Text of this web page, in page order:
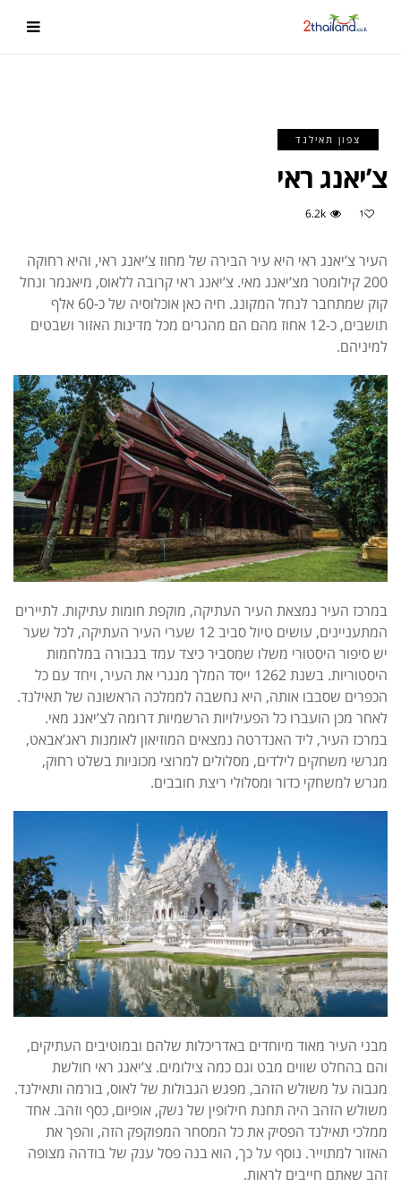
צפון תאילנד
צ’יאנג ראי
1
6.2k
העיר צ’יאנג ראי היא עיר הבירה של מחוז צ’יאנג ראי, והיא רחוקה
200 קילומטר מצ’יאנג מאי. צ’יאנג ראי קרובה ללאוס, מיאנמר ונחל
קוק שמתחבר לנחל המקונג. חיה כאן אוכלוסיה של כ-60 אלף
תושבים, כ-12 אחוז מהם הם מהגרים מכל מדינות האזור ושבטים
למיניהם.
במרכז העיר נמצאת העיר העתיקה, מוקפת חומות עתיקות. לתיירים
המתעניינים, עושים טיול סביב 12 שערי העיר העתיקה, לכל שער
יש סיפור היסטורי משלו שמסביר כיצד עמד בגבורה במלחמות
היסטוריות. בשנת 1262 ייסד המלך מנגרי את העיר, ויחד עם כל
הכפרים שסבבו אותה, היא נחשבה לממלכה הראשונה של תאילנד.
לאחר מכן הועברו כל הפעילויות הרשמיות דרומה לצ’יאנג מאי.
במרכז העיר, ליד האנדרטה נמצאים המוזיאון לאומנות ראג’אבאט,
מגרשי משחקים לילדים, מסלולים למרוצי מכוניות בשלט רחוק,
מגרש למשחקי כדור ומסלולי ריצת חובבים.
מבני העיר מאוד מיוחדים באדריכלות שלהם ובמוטיבים העתיקים,
והם בהחלט שווים מבט וגם כמה צילומים. צ’יאנג ראי חולשת
מגבוה על משולש הזהב, מפגש הגבולות של לאוס, בורמה ותאילנד.
משולש הזהב היה תחנת חילופין של נשק, אופיום, כסף וזהב. אחד
ממלכי תאילנד הפסיק את כל המסחר המפוקפק הזה, והפך את
האזור למתוייר. נוסף על כך, הוא בנה פסל ענק של בודהה מצופה
זהב שאתם חייבים לראות.